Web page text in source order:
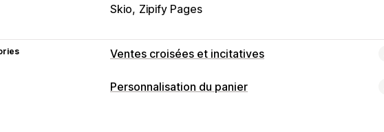
Skio Zipify Pages
Ventes croisées et incitatives
Personnalisation
Personnalisation du panier